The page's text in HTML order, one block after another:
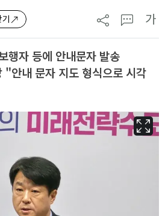
가
행자 등에 안내문자 발송
"안내 문자 지도 형식으로 시각